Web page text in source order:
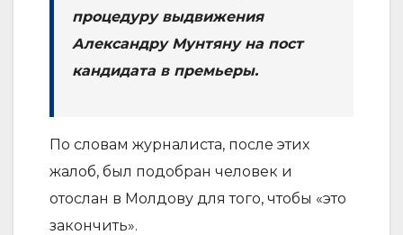
процедуру выдвижения
Александру Мунтяну на пост
кандидата в премьеры.
По словам журналиста, после этих
жалоб, был подобран человек и
отослан в Молдову для того, чтобы «это
закончить».